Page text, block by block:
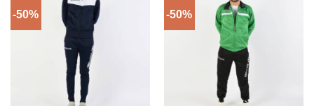
-50% -50%